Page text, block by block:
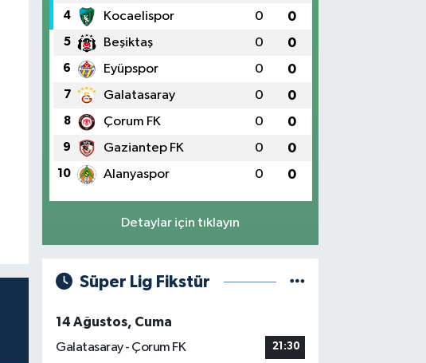
4 Kocaelispor 0 0
5 Beşiktaş 0 0
6 Eyüpspor 0 0
7 Galatasaray 0 0
8 Çorum FK 0 0
9 Gaziantep FK 0 0
10 Alanyaspor 0 0
Detaylar için tıklayın
Süper Lig Fikstür
14 Ağustos, Cuma
Galatasaray - Çorum FK
21:30